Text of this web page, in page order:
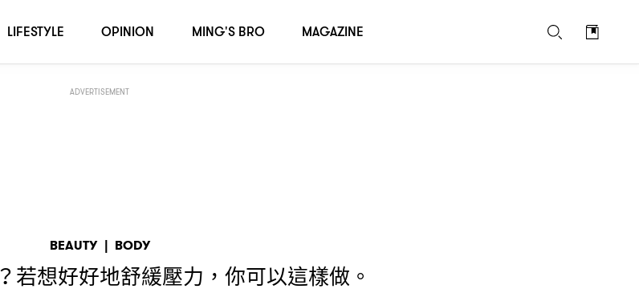
ADVERTISEMENT
BEAUTY | BODY
？若想好好地舒緩壓力 ， 你可以這樣做。
LIFESTYLE OPINION MING'S BRO MAGAZINE